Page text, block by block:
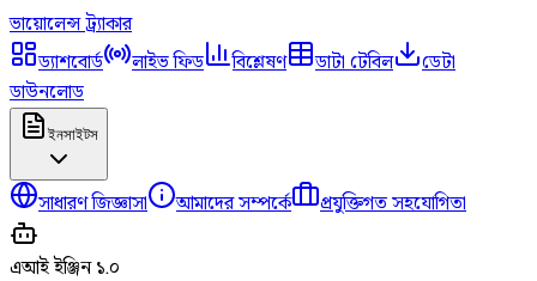
ভায়োলেন্সট্র্যাকার
ড্যাশবোর্ড
লাইভ ফিড বিশ্লেষণ ডাটা টেবিল
ডেটা
ডাউনলোড
ইনসাইটস
সাধারণ জিজ্ঞাসা আমাদের সম্পর্কে প্রযুক্তিগত সহযোগিতা
এআই ইঞ্জিন ১.০